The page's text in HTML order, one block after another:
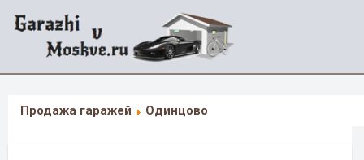
Продажа гаражей Одинцово